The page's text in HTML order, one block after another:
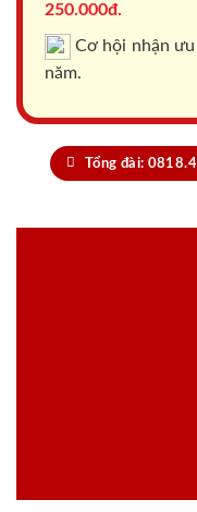
250.000đ.
Cơ hội nhận
năm.
Tổng đài: